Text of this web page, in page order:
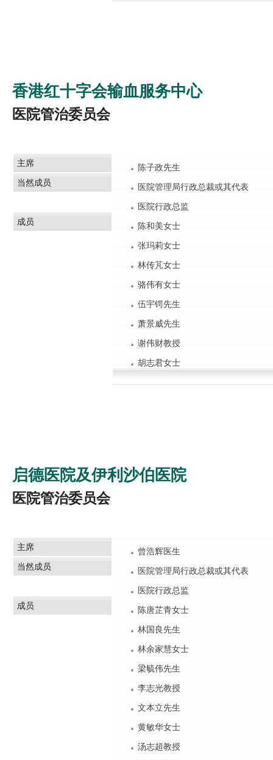
香港红十字会输血服务中心
医院管治委员会
主席
陈子政先生
当然成员
医院管理局行政总裁或其代表
医院行政总监
成员
陈和美女士
张玛莉女士
林传芃女士
骆伟有女士
伍宇锷先生
萧景威先生
谢伟财教授
胡志君女士
启德医院及伊利沙伯医院
医院管治委员会
主席
曾浩辉医生
当然成员
医院管理局行政总裁或其代表
医院行政总监
成员
陈唐芷青女士
林国良先生
林余家慧女士
梁毓伟先生
李志光教授
文本立先生
黄敏华女士
汤志超教授